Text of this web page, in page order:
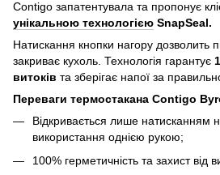
Contigo запатентувала та пропонує
унікальною технологією SnapSeal.
Натискання кнопки нагору дозволить
закриває кухоль. Технологія гарантує
витоків та зберігає напої за
Переваги термостакана Contigo
Відкривається лише натисканням
використання однією рукою;
100% герметичність та захист від